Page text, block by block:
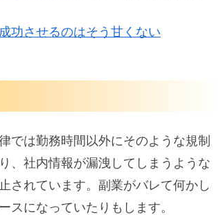
功させるのはそう甘くない
では勤務時間以外にそのような規制
、社内情報が漏洩してしまうような
されています。副業がバレて何かし
スになっていたりもします。